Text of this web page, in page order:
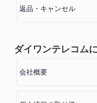
返品・キャンセル
ダイワンテレコム
会社概要